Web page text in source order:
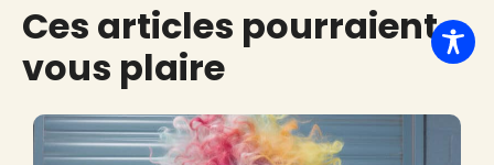
Ces articles pourraient
vous plaire